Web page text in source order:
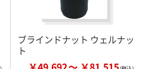
ブラインドナット ウェルナッ
ト